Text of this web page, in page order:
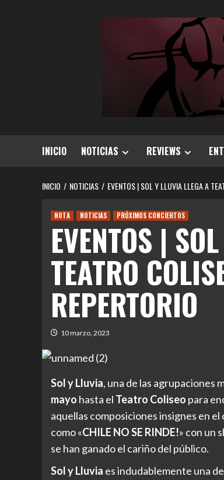
INICIO NOTICIAS REVIEWS
INICIO NOTICIAS EVENTOS | SOL Y LLUVIA LLEGA A
NOTA NOTICIAS PRÓXIMOS CONCIERTOS
EVENTOS |
TEATRO
REPERTORIO
10 marzo, 2023
Sol y Lluvia, una de las agrupaciones
mayo hasta el Teatro Coliseo para
aquellas composiciones insignes en
como «CHILE NO SE RINDE!» con un
se han ganado el cariño del público.
Sol y Lluvia es indudablemente una